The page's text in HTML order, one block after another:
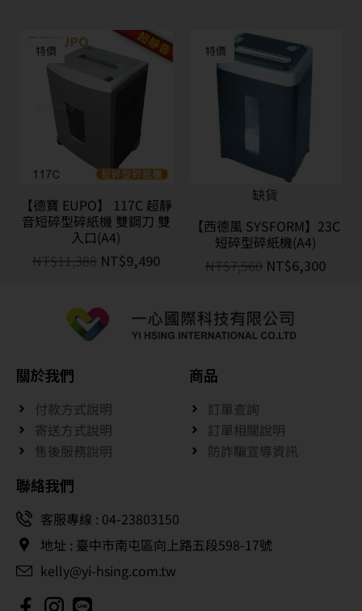
特價
【德寶 EUPO】 117C 超靜
音短碎型碎紙機 雙鋼刀 雙
入口(A4)
NT$ 11,388 NT$9,490
特價
缺貨
【西德風 SYSFORM】23C
短碎型碎紙機(A4)
NT$ 7,560 NT$6,300
關於我們
付款方式說明
寄送方式說明
售後服務說明
商品
訂單查詢
訂單相關說明
防詐騙宣導資訊
聯絡我們
客服專線 : 04-23803150
地址 : 臺中市南屯區向上路五段598-17號
kelly@yi-hsing.com.tw